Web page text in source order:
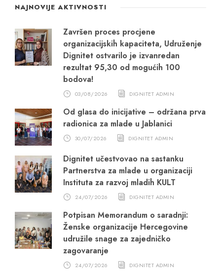
NAJNOVIJE AKTIVNOSTI
Završen proces procjene
organizacijskih kapaciteta, Udruženje
Dignitet ostvarilo je izvanredan
rezultat 95,30 od mogućih 100
bodova!
03/08/2026 DIGNITET ADMIN
Od glasa do inicijative – održana prva
radionica za mlade u Jablanici
30/07/2026 DIGNITET ADMIN
Dignitet učestvovao na sastanku
Partnerstva za mlade u organizaciji
Instituta za razvoj mladih KULT
24/07/2026 DIGNITET ADMIN
Potpisan Memorandum o saradnji:
Ženske organizacije Hercegovine
udružile snage za zajedničko
zagovaranje
24/07/2026 DIGNITET ADMIN